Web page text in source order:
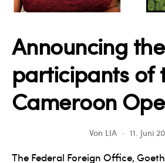
Announcing
participants of
Cameroon
Von LIA 11. Juni
The Federal Foreign Office,